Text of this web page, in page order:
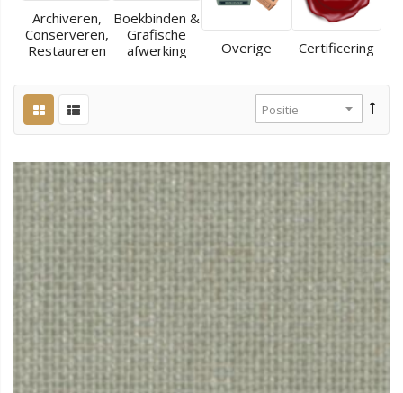
Archiveren,
Conserveren,
Restaureren
Boekbinden &
Grafische
afwerking
Overige Certificering